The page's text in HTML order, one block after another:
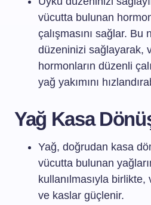
vücutta bulunan
çalışmasını sağlar. Bu
düzeninizi sağlayarak,
hormonların düzenli
yağ yakımını
Yağ Kasa
Yağ, doğrudan kasa
vücutta bulunan
kullanılmasıyla birlikte,
ve kaslar güçlenir.